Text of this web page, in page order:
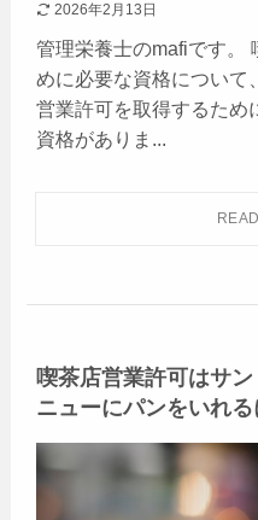
2026年2月13日
管理栄養士のmafiです。
めに必要な資格について
営業許可を取得するため
資格がありま...
喫茶店営業許可はサ
ニューにパンをいれる